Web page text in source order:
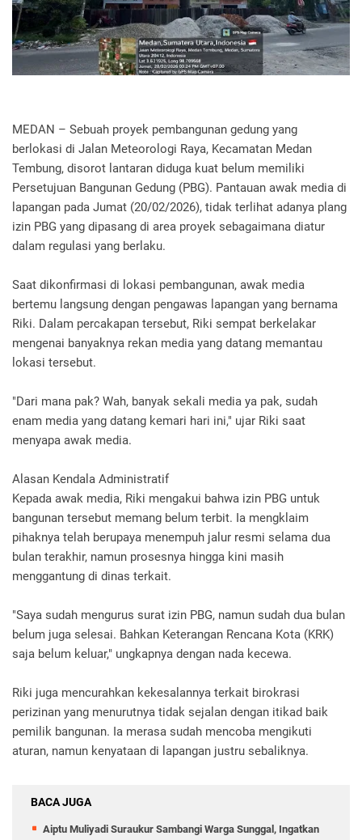
MEDAN – Sebuah proyek pembangunan gedung yang
berlokasi di Jalan Meteorologi Raya, Kecamatan Medan
Tembung, disorot lantaran diduga kuat belum memiliki
Persetujuan Bangunan Gedung (PBG). Pantauan awak media di
lapangan pada Jumat (20/02/2026), tidak terlihat adanya plang
izin PBG yang dipasang di area proyek sebagaimana diatur
dalam regulasi yang berlaku.
Saat dikonfirmasi di lokasi pembangunan, awak media
bertemu langsung dengan pengawas lapangan yang bernama
Riki. Dalam percakapan tersebut, Riki sempat berkelakar
mengenai banyaknya rekan media yang datang memantau
lokasi tersebut.
"Dari mana pak? Wah, banyak sekali media ya pak, sudah
enam media yang datang kemari hari ini," ujar Riki saat
menyapa awak media.
Alasan Kendala Administratif
Kepada awak media, Riki mengakui bahwa izin PBG untuk
bangunan tersebut memang belum terbit. Ia mengklaim
pihaknya telah berupaya menempuh jalur resmi selama dua
bulan terakhir, namun prosesnya hingga kini masih
menggantung di dinas terkait.
"Saya sudah mengurus surat izin PBG, namun sudah dua bulan
belum juga selesai. Bahkan Keterangan Rencana Kota (KRK)
saja belum keluar," ungkapnya dengan nada kecewa.
Riki juga mencurahkan kekesalannya terkait birokrasi
perizinan yang menurutnya tidak sejalan dengan itikad baik
pemilik bangunan. Ia merasa sudah mencoba mengikuti
aturan, namun kenyataan di lapangan justru sebaliknya.
BACA JUGA
Aiptu Muliyadi Suraukur Sambangi Warga Sunggal, Ingatkan